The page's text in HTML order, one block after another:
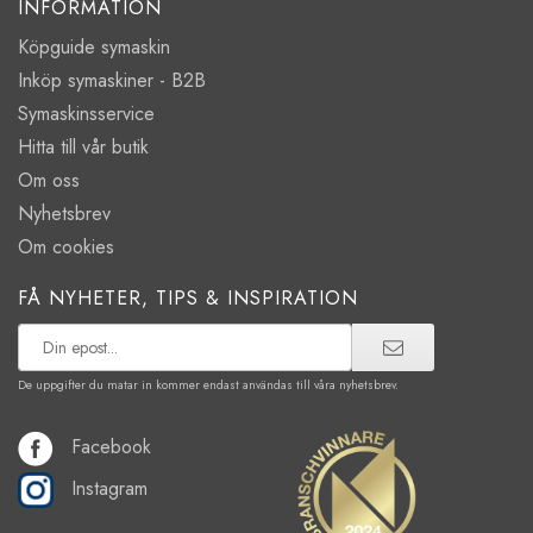
INFORMATION
Köpguide symaskin
Inköp symaskiner - B2B
Symaskinsservice
Hitta till vår butik
Om oss
Nyhetsbrev
Om cookies
FÅ NYHETER, TIPS & INSPIRATION
De uppgifter du matar in kommer endast användas till våra nyhetsbrev.
Facebook
Instagram